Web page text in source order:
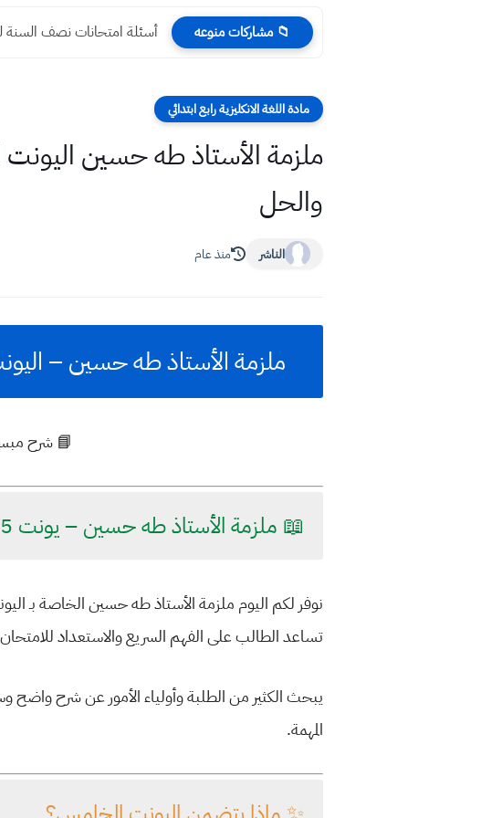
📁 مشاركات منوعه أسئلة امتحانات نصف السنة للصف
مادة اللغة الانكليزية رابع ابتدائي
والحل
الناشر منذ عام
ملزمة الأستاذ طه حسين – اليونت الخامس
📘 شرح
📖 ملزمة الأستاذ طه حسين – يونت 5 الصف الرابع الابتدائي
نوفر لكم اليوم ملزمة الأستاذطه حسينالخاصة بـ
تساعد الطالب على الفهم السريع والاستعداد
يبحث الكثير من الطلبة وأولياء الأمور عن شرح
المهمة.